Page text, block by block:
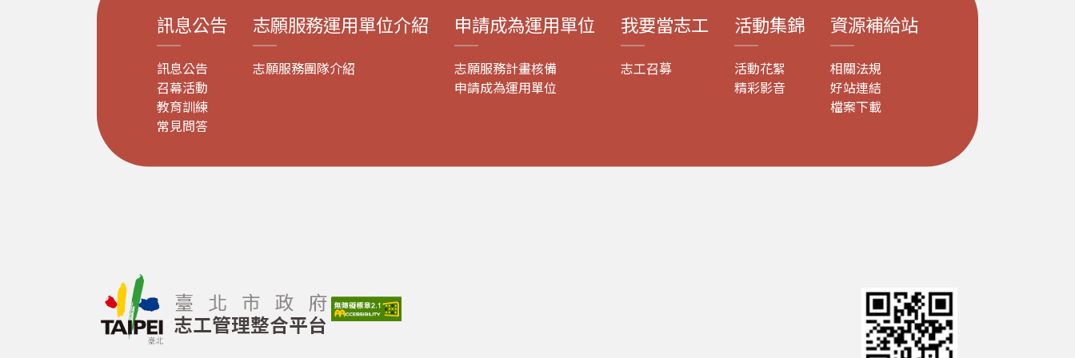
訊息公告
訊息公告
召幕活動
教育訓練
常見問答
志願服務運用單位介紹
志願服務團隊介紹
申請成為運用單位
志願服務計畫核備
申請成為運用單位
我要當志工
志工召募
活動集錦
活動花絮
精彩影音
資源補給站
相關法規
好站連結
檔案下載